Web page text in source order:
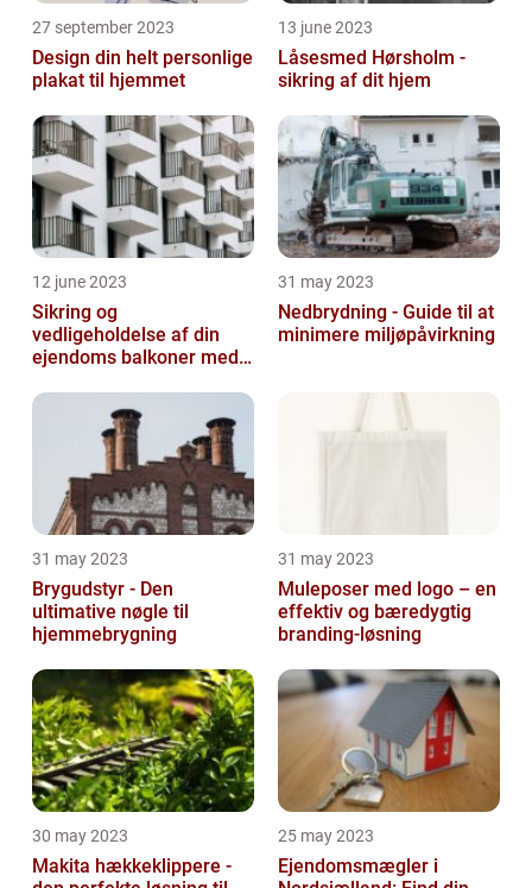
27 september 2023
Design din helt personlige
plakat til hjemmet
13 june 2023
Låsesmed Hørsholm -
sikring af dit hjem
12 june 2023
Sikring og
vedligeholdelse af din
ejendoms balkoner med
31 may 2023
Nedbrydning - Guide til at
minimere miljøpåvirkning
31 may 2023
Brygudstyr - Den
ultimative nøgle til
hjemmebrygning
31 may 2023
Muleposer med logo – en
effektiv og bæredygtig
branding-løsning
30 may 2023
Makita hækkeklippere -
25 may 2023
Ejendomsmægler i